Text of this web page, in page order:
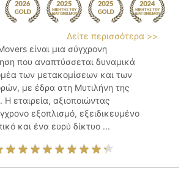
Δείτε περισσότερα >>
είναι μια σύγχρονη
που αναπτύσσεται δυναμικά
των μετακομίσεων και των
με έδρα στη Μυτιλήνη της
Η εταιρεία, αξιοποιώντας
εξοπλισμό, εξειδικευμένο
και ένα ευρύ δίκτυο ...